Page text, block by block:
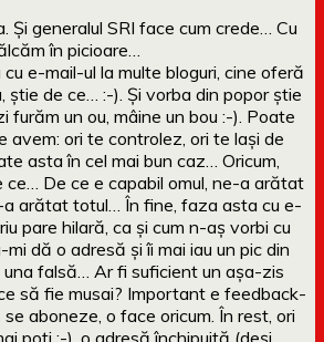
Și generalul SRI face cum crede… Cu
în picioare…
e-mail-ul la multe bloguri, cine oferă
știe de ce… :-). Și vorba din popor știe
furăm un ou, mâine un bou :-). Poate
avem: ori te controlez, ori te lași de
asta în cel mai bun caz… Oricum,
ce… De ce e capabil omul, ne-a arătat
a arătat totul… În fine, faza asta cu e-
pare hilară, ca și cum n-aș vorbi cu
dă o adresă și îi mai iau un pic din
falsă… Ar fi suficient un așa-zis
să fie musai? Important e feedback-
aboneze, o face oricum. În rest, ori
poți :-), o adresă închipuită (deși